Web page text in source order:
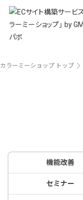
カラーミーショップ トップ
機能改善
セミナー